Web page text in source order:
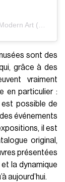
sont des
grâce à des
vraiment
en particulier :
est possible de
événements
il est
original,
présentées
la dynamique
aujourd’hui.